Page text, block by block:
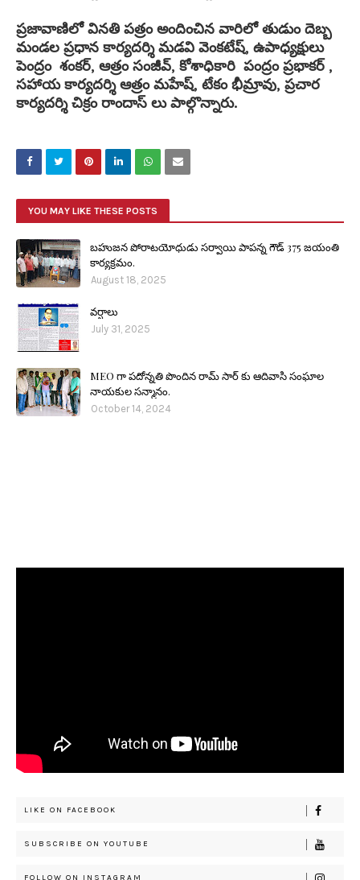
ప్రజావాణిలో వినతి పత్రం అందించిన వారిలో తుడుం దెబ్బ
మండల ప్రధాన కార్యదర్శి మడవి వెంకటేష్, ఉపాధ్యక్షులు
పెంద్రం శంకర్, ఆత్రం సంజీవ్, కోశాధికారి పంద్రం ప్రభాకర్ ,
సహాయ కార్యదర్శి ఆత్రం మహేష్, టేకం భీమ్రావు, ప్రచార
కార్యదర్శి చిక్రం రాందాస్ లు పాల్గొన్నారు.
YOU MAY LIKE THESE POSTS
బహుజన పోరాటయోధుడు సర్వాయి పాపన్న గౌడ్ 375 జయంతి
కార్యక్రమం.
August 18, 2025
వర్షాలు
July 31, 2025
MEO గా పదోన్నతి పొందిన రామ్ సార్ కు ఆదివాసి సంఘాల
నాయకుల సన్మానం.
October 14, 2024
LIKE ON FACEBOOK
SUBSCRIBE ON YOUTUBE
FOLLOW ON INSTAGRAM